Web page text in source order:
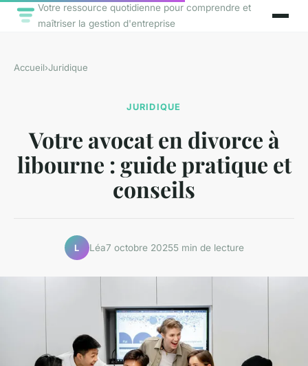
Votre ressource quotidienne pour comprendre et
maîtriser la gestion d'entreprise
Accueil›Juridique
JURIDIQUE
Votre avocat en divorce à
libourne : guide pratique et
conseils
L Léa7 octobre 20255 min de lecture